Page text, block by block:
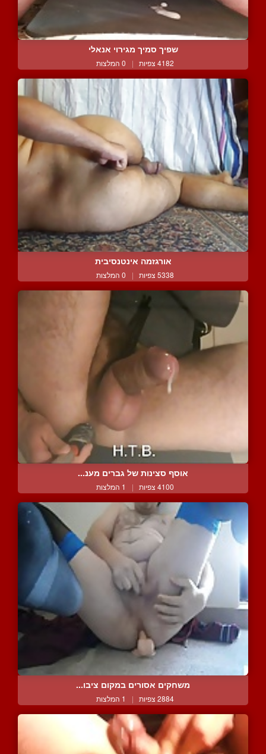
שפיך סמיך מגירוי אנאלי
4182 צפיות | 0 המלצות
אורגזמה אינטנסיבית
5338 צפיות | 0 המלצות
אוסף סצינות של גברים מענ...
4100 צפיות | 1 המלצות
משחקים אסורים במקום ציבו...
2884 צפיות | 1 המלצות